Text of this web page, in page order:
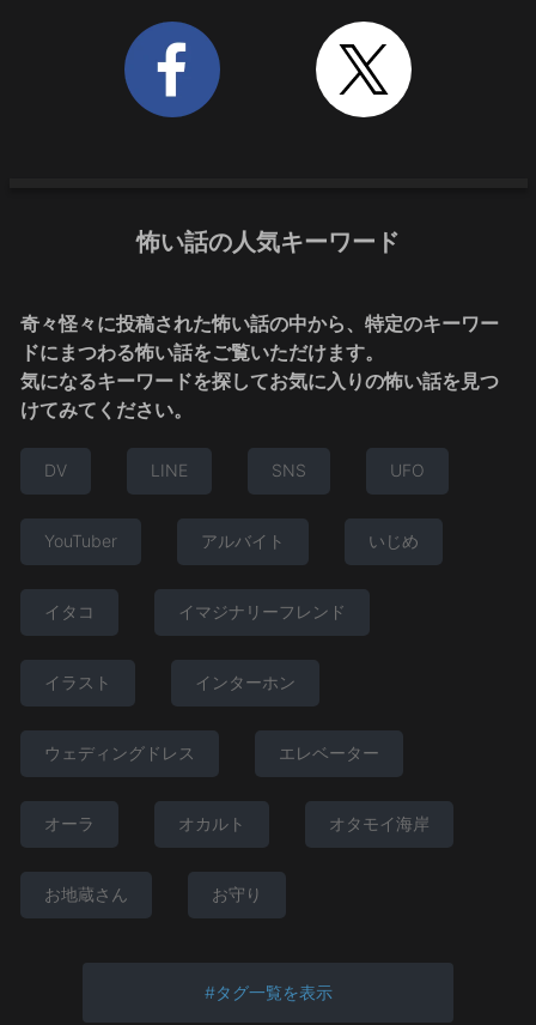
怖い話の人気キーワード
奇々怪々に投稿された怖い話の中から、特定のキーワー
ドにまつわる怖い話をご覧いただけます。
気になるキーワードを探してお気に入りの怖い話を見つ
けてみてください。
DV LINE SNS UFO
YouTuber アルバイト いじめ
イタコ イマジナリーフレンド
イラスト インターホン
ウェディングドレス エレベーター
オーラ オカルト オタモイ海岸
お地蔵さん お守り
タグ一覧を表示